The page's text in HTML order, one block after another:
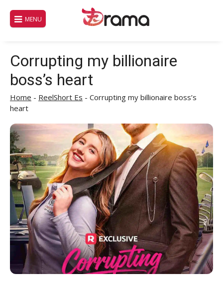
contenido
MENU
Corrupting my billionaire
boss’s heart
Home - ReelShort Es - Corrupting my billionaire boss’s
heart